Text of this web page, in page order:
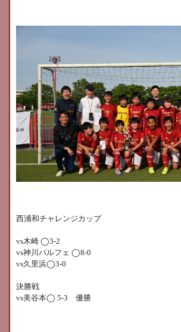
西浦和チャレンジカップ
vs木崎 ◯3-2
vs神川パルフェ ◯8-0
vs久里浜◯3-0
決勝戦
vs美谷本◯ 5-3 優勝